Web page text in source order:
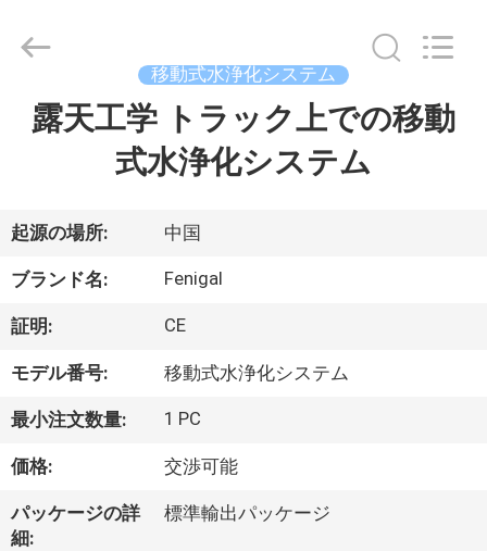
ロ
ダ
ク
ト
達
に
2026
Technology
移動式水浄化システム
露天工学 トラック上での移動
式水浄化システム
起源の場所: 中国
ブランド名: Fenigal
証明: CE
モデル番号: 移動式水浄化システム
最小注文数量: 1 PC
価格: 交渉可能
パッケージの詳
細:
標準輸出パッケージ